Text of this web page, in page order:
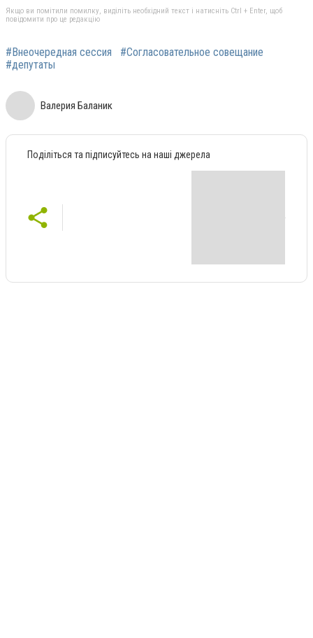
Якщо ви помітили помилку, виділіть необхідний текст і натисніть Ctrl + Enter, щоб
повідомити про це редакцію
#Внеочередная сессия
#Согласовательное совещание
#депутаты
Валерия Баланик
Поділіться та підписуйтесь на наші джерела